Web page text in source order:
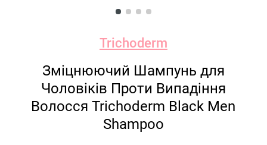
Trichoderm
Зміцнюючий Шампунь для
Чоловіків Проти Випадіння
Волосся Trichoderm Black Men
Shampoo